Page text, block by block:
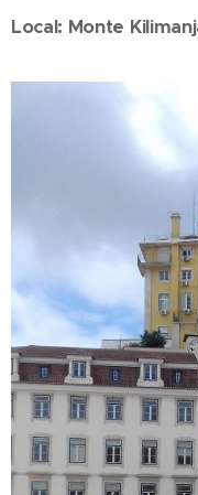
Local: Monte